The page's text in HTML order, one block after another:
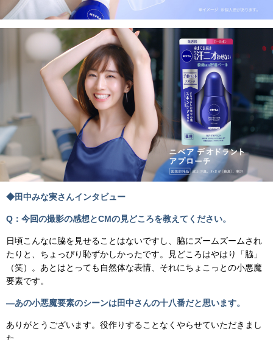
◆田中みな実さんインタビュー
Q：今回の撮影の感想とCMの見どころを教えてください。
日頃こんなに脇を見せることはないですし、脇にズームズームされ
たりと、ちょっぴり恥ずかしかったです。見どころはやはり「脇」
（笑）。あとはとっても自然体な表情、それにちょこっとの小悪魔
要素です。
―あの小悪魔要素のシーンは田中さんの十八番だと思います。
ありがとうございます。役作りすることなくやらせていただきまし